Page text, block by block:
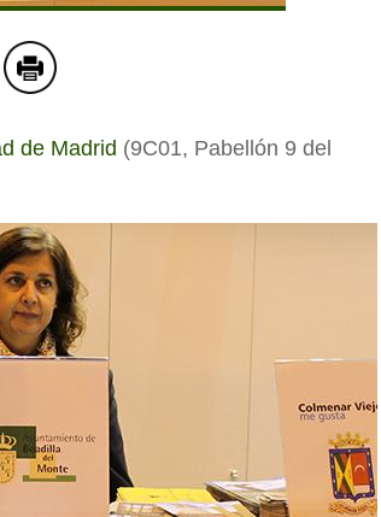
de Madrid (9C01, Pabellón 9 del